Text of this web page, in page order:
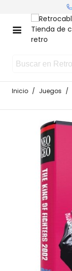
Inicio / Juegos /